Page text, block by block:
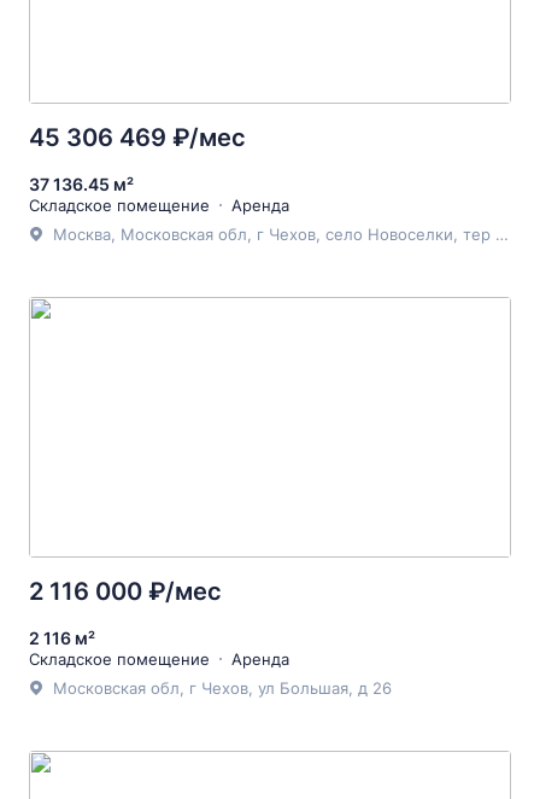
45 306 469 ₽/мес
37 136.45 м²
Складское помещение
Аренда
Москва, Московская обл, г Чехов, село Новоселки, тер промышленная зона Новоселки, стр 19
2 116 000 ₽/мес
2 116 м²
Складское помещение
Аренда
Московская обл, г Чехов, ул Большая, д 26